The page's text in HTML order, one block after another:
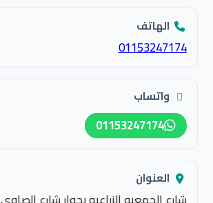
الهاتف
01153247174
واتساب
01153247174
العنوان